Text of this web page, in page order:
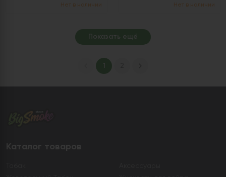
Нет в наличии Нет в наличии
Показать ещё
Каталог товаров